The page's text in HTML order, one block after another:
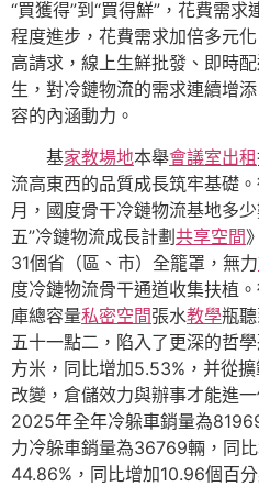
“買獲得”到“買得鮮”，花費需
程度進步，花費需求加倍多元
高請求，線上生鮮批發、即時
生，對冷鏈物流的需求連續增
容的內涵動力。
基家教場地本舉會議室出租
流高東西的品質成長筑牢基礎
月，國度骨干冷鏈物流基地多
五”冷鏈物流成長計劃 共享空間
31個省（區、市）全籠罩，無力
度冷鏈物流骨干通道收集扶植
庫總容量私密空間張水教學瓶
五十一點二，陷入了更深的哲
方米，同比增加5.53%，并從
改變，倉儲效力與辦事才能進
2025年全年冷躲車銷量為
力冷躲車銷量為36769輛，同
44.86%，同比增加10.96個百